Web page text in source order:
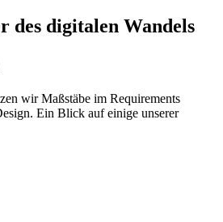
des digitalen Wandels
wir Maßstäbe im Requirements
Ein Blick auf einige unserer